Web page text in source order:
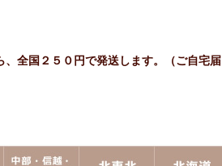
全国２５０円で発送します。（ご自宅届